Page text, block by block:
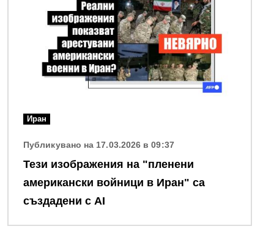
Иран
Публикувано на 17.03.2026 в 09:37
Тези изображения на "пленени
американски войници в Иран" са
създадени с AI